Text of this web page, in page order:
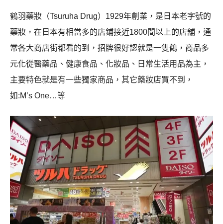
鶴羽藥妝（Tsuruha Drug）1929年創業，是日本老字號的
藥妝，在日本有相當多的店鋪接近1800間以上的店舖，通
常各大商店街都看的到，招牌很好認就是一隻鶴，商品多
元化從醫藥品、健康食品、化妝品、日常生活用品為主，
主要特色就是有一些獨家商品，其它藥妝店買不到，
如:M’s One…等